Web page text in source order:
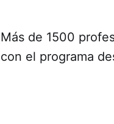
Más de 1500
con el programa